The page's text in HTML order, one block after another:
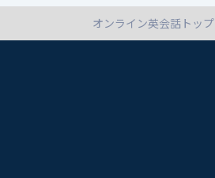
オンライン英会話トップ